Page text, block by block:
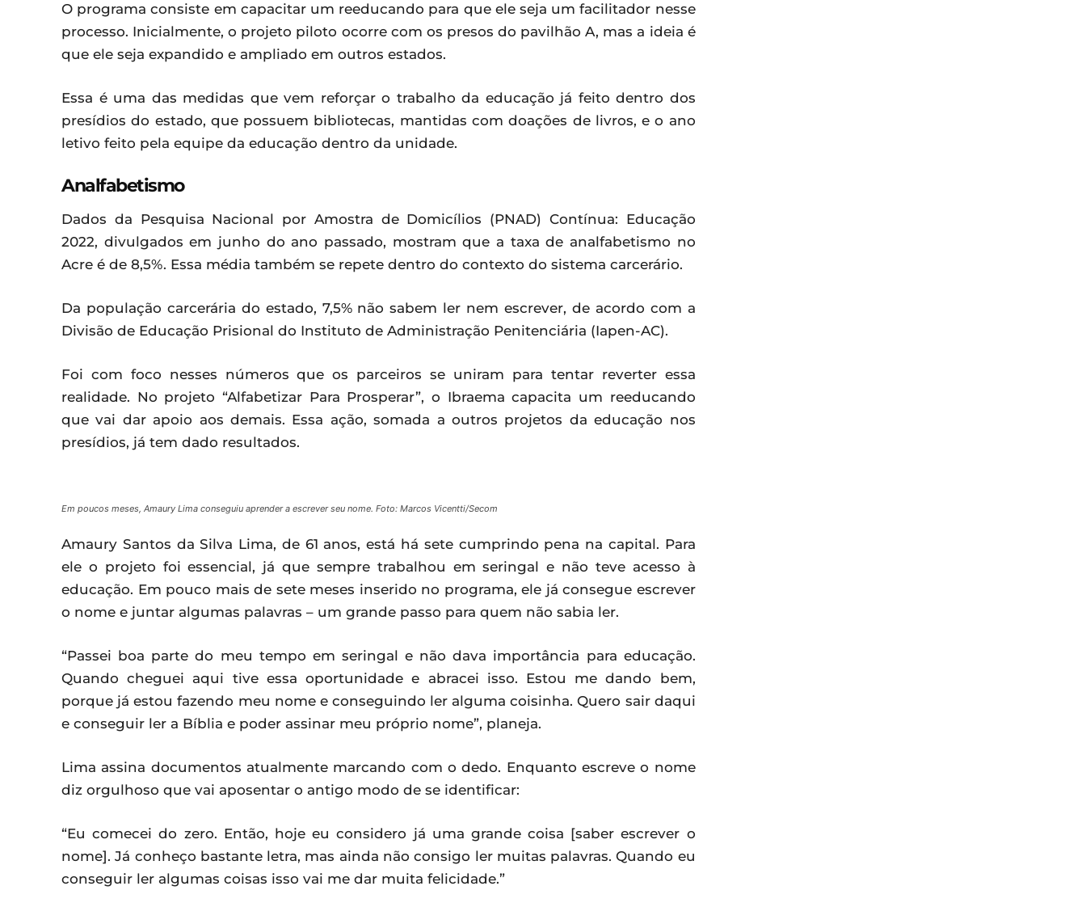
O programa consiste em capacitar um reeducando para que ele seja um facilitador nesse
processo. Inicialmente, o projeto piloto ocorre com os presos do pavilhão A, mas a ideia é
que ele seja expandido e ampliado em outros estados.
Essa é uma das medidas que vem reforçar o trabalho da educação já feito dentro dos
presídios do estado, que possuem bibliotecas, mantidas com doações de livros, e o ano
letivo feito pela equipe da educação dentro da unidade.
Analfabetismo
Dados da Pesquisa Nacional por Amostra de Domicílios (PNAD) Contínua: Educação
2022, divulgados em junho do ano passado, mostram que a taxa de analfabetismo no
Acre é de 8,5%. Essa média também se repete dentro do contexto do sistema carcerário.
Da população carcerária do estado, 7,5% não sabem ler nem escrever, de acordo com a
Divisão de Educação Prisional do Instituto de Administração Penitenciária (Iapen-AC).
Foi com foco nesses números que os parceiros se uniram para tentar reverter essa
realidade. No projeto “Alfabetizar Para Prosperar”, o Ibraema capacita um reeducando
que vai dar apoio aos demais. Essa ação, somada a outros projetos da educação nos
presídios, já tem dado resultados.
Em poucos meses, Amaury Lima conseguiu aprender a escrever seu nome. Foto: Marcos Vicentti/Secom
Amaury Santos da Silva Lima, de 61 anos, está há sete cumprindo pena na capital. Para
ele o projeto foi essencial, já que sempre trabalhou em seringal e não teve acesso à
educação. Em pouco mais de sete meses inserido no programa, ele já consegue escrever
o nome e juntar algumas palavras – um grande passo para quem não sabia ler.
“Passei boa parte do meu tempo em seringal e não dava importância para educação.
Quando cheguei aqui tive essa oportunidade e abracei isso. Estou me dando bem,
porque já estou fazendo meu nome e conseguindo ler alguma coisinha. Quero sair daqui
e conseguir ler a Bíblia e poder assinar meu próprio nome”, planeja.
Lima assina documentos atualmente marcando com o dedo. Enquanto escreve o nome
diz orgulhoso que vai aposentar o antigo modo de se identificar:
“Eu comecei do zero. Então, hoje eu considero já uma grande coisa [saber escrever o
nome]. Já conheço bastante letra, mas ainda não consigo ler muitas palavras. Quando eu
conseguir ler algumas coisas isso vai me dar muita felicidade.”